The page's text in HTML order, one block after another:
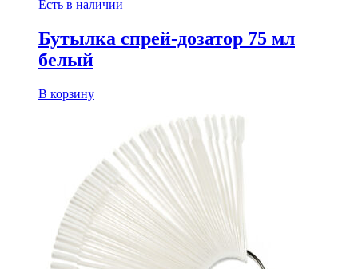
Есть в наличии
Бутылка спрей-дозатор 75 мл
белый
В корзину